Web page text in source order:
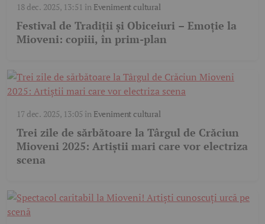
18 dec. 2025, 13:51 în Eveniment cultural
Festival de Tradiții și Obiceiuri – Emoție la
Mioveni: copiii, în prim-plan
17 dec. 2025, 13:05 în Eveniment cultural
Trei zile de sărbătoare la Târgul de Crăciun
Mioveni 2025: Artiștii mari care vor electriza
scena